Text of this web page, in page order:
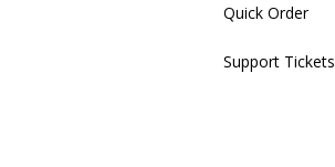
Quick Order
Support Tickets